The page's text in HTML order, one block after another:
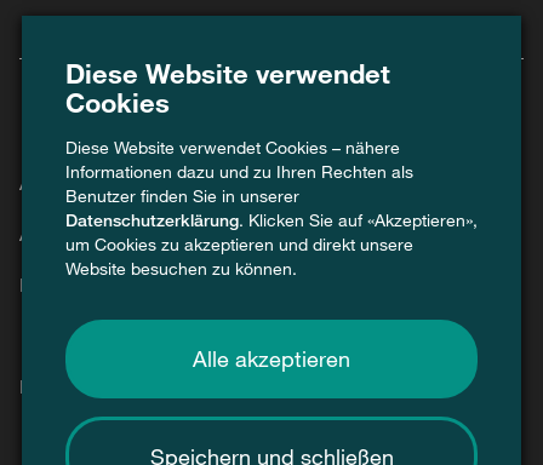
Agenda
Aktuell
Kontakt
Presse / Medien
Diese Website verwendet
Cookies
Diese Website verwendet Cookies – nähere
Informationen dazu und zu Ihren Rechten als
Benutzer finden Sie in unserer
Datenschutzerklärung. Klicken Sie auf «Akzeptieren»,
um Cookies zu akzeptieren und direkt unsere
Website besuchen zu können.
Alle akzeptieren
Speichern und schließen